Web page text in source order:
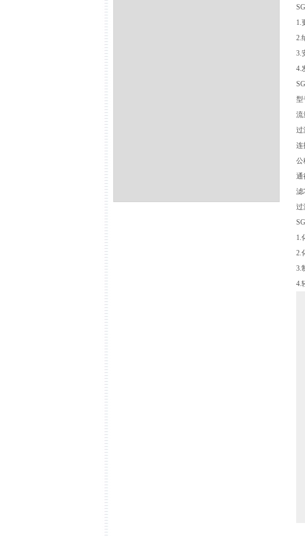
1.
2.
3.
4.
型
流
过
连
公
通
滤
过
1.
2.
3.
4.